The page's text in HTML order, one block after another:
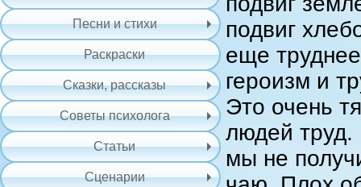
Песни и стихи
Раскраски
Сказки, рассказы
Советы психолога
Статьи
Сценарии
подвиг
еще
героизм и
Это очень
людей труд.
мы не